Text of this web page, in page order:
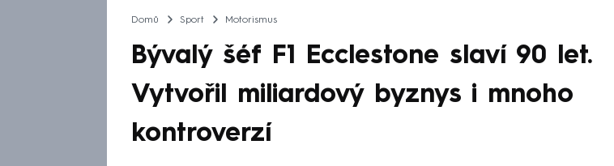
Domů Sport Motorismus
Bývalý šéf F1 Ecclestone slaví 90 let.
Vytvořil miliardový byznys i mnoho
kontroverzí